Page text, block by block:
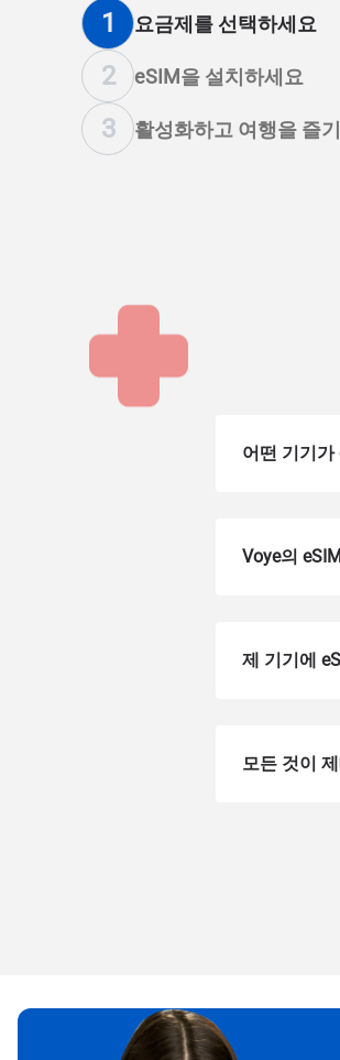
1 요금제를 선택하세요
2 eSIM을 설치하세요
3 활성화하고 여행을 즐
어떤 기기가
Voye의
제 기기에
모든 것이